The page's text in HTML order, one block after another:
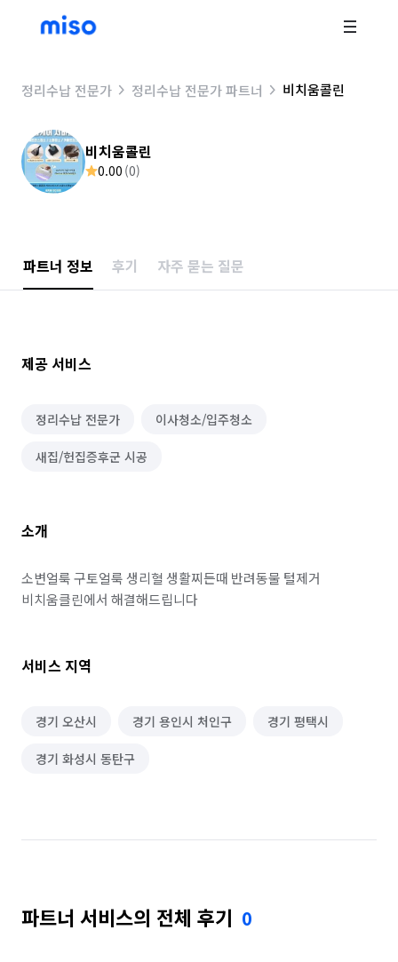
정리수납 전문가 정리수납 전문가 파트너 비치움콜린
비치움콜린
0.00 (0)
파트너 정보 후기 자주 묻는 질문
제공 서비스
정리수납 전문가 이사청소/입주청소
새집/헌집증후군 시공
소개
소변얼룩 구토얼룩 생리혈 생활찌든때 반려동물 털제거
비치움클린에서 해결해드립니다
서비스 지역
경기 오산시 경기 용인시 처인구 경기 평택시
경기 화성시 동탄구
파트너 서비스의 전체 후기 0